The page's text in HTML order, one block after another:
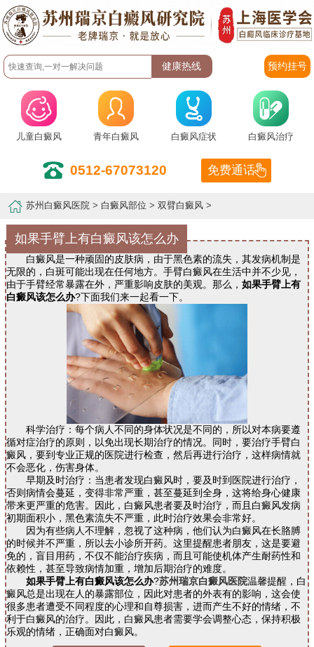
预约挂号
儿童白癜风 青年白癜风 白癜风症状 白癜风治疗
0512-67073120 免费通话
苏州白癜风医院 > 白癜风部位 >双臂白癜风 >
如果手臂上有白癜风该怎么办
白癜风是一种顽固的皮肤病，由于黑色素的流失，其发病机制是
无限的，白斑可能出现在任何地方。手臂白癜风在生活中并不少见，
由于手臂经常暴露在外，严重影响皮肤的美观。那么， 如果手臂上有
白癜风该怎么办?下面我们来一起看一下。
科学治疗：每个病人不同的身体状况是不同的，所以对本病要遵
循对症治疗的原则，以免出现长期治疗的情况。同时，要治疗手臂白
癜风，要到专业正规的医院进行检查，然后再进行治疗，这样病情就
不会恶化，伤害身体。
早期及时治疗：当患者发现白癜风时，要及时到医院进行治疗，
否则病情会蔓延，变得非常严重，甚至蔓延到全身，这将给身心健康
带来更严重的危害。因此，白癜风患者要及时治疗，而且白癜风发病
初期面积小，黑色素流失不严重，此时治疗效果会非常好。
因为有些病人不理解，忽视了这种病，他们认为白癜风在长胳膊
的时候并不严重，所以去小诊所开药。这里提醒患者朋友，这是要避
免的，盲目用药，不仅不能治疗疾病，而且可能使机体产生耐药性和
依赖性，甚至导致病情加重，增加后期治疗的难度。
如果手臂上有白癜风该怎么办?苏州瑞京白癜风医院温馨提醒，白
癜风总是出现在人的暴露部位，因此对患者的外表有的影响，这会使
很多患者遭受不同程度的心理和自尊损害，进而产生不好的情绪，不
利于白癜风的治疗。因此，白癜风患者需要学会调整心态，保持积极
乐观的情绪，正确面对白癜风。